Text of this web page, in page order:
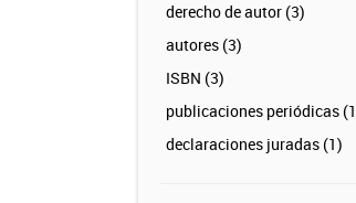
derecho de autor (3)
autores (3)
ISBN (3)
publicaciones periódicas
declaraciones juradas (1)